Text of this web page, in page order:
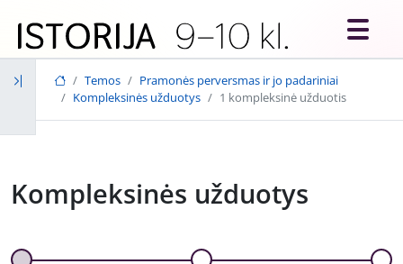
Temos
Pramonės perversmas ir jo padariniai
Kompleksinės užduotys
1 kompleksinė užduotis
Kompleksinės užduotys